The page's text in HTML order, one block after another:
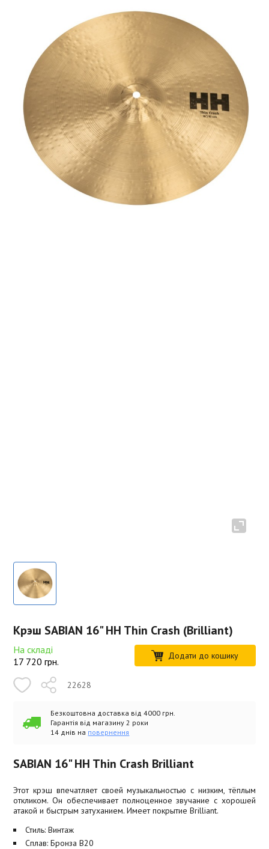
Крэш SABIAN 16" HH Thin Crash (Brilliant)
На складі
17 720 грн. Додати до кошику
22628
Безкоштовна доставка від 4000 грн.
Гарантія від магазину 2 роки
14 днів на повернення
SABIAN 16" HH Thin Crash Brilliant
Этот крэш впечатляет своей музыкальностью с низким, тёплым
откликом. Он обеспечивает полноценное звучание с хорошей
атакой и быстрым затуханием. Имеет покрытие Brilliant.
Стиль: Винтаж
Сплав: Бронза B20